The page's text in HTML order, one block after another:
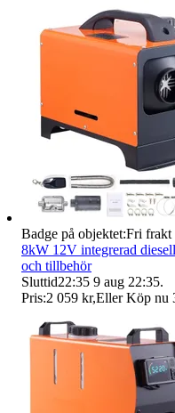
Badge på objektet:Fri frakt
8kW 12V integrerad
och tillbehör
Sluttid22:35 9 aug 22:35.
Pris:2 059 kr,Eller Köp nu